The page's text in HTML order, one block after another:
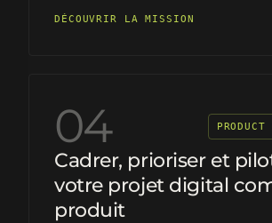
DÉCOUVRIR LA MISSION
04 PRODUCT
Cadrer, prioriser et
votre projet digital
produit